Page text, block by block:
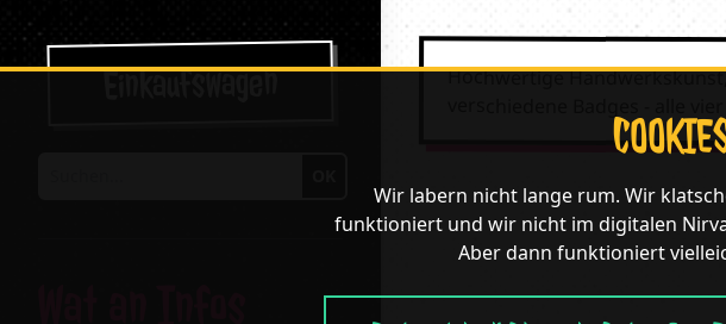
Einkaufswagen Hochwertige
Wir labern nicht lange rum. Wir
funktioniert und wir nicht im digitalen
Aber dann funktioniert